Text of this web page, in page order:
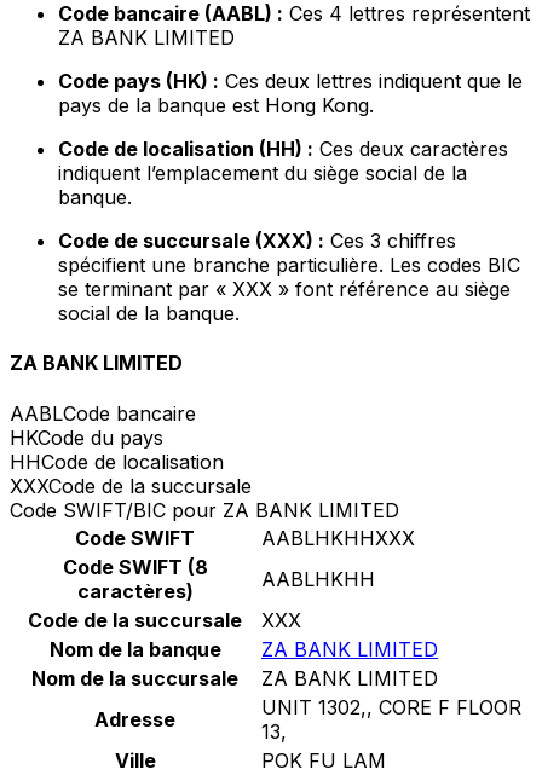
Code bancaire (AABL) : Ces 4 lettres représentent
ZA BANK LIMITED
Code pays (HK) : Ces deux lettres indiquent que le
pays de la banque est Hong Kong.
Code de localisation (HH) : Ces deux caractères
indiquent l’emplacement du siège social de la
banque.
Code de succursale (XXX) : Ces 3 chiffres
spécifient une branche particulière. Les codes BIC
se terminant par « XXX » font référence au siège
social de la banque.
ZA BANK LIMITED
AABLCode bancaire
HKCode du pays
HHCode de localisation
XXXCode de la succursale
Code SWIFT/BIC pour ZA BANK LIMITED
Code SWIFT
AABLHKHHXXX
Code SWIFT (8
caractères)
AABLHKHH
Code de la succursale
XXX
Nom de la banque
ZA BANK LIMITED
Nom de la succursale
ZA BANK LIMITED
Adresse
UNIT 1302,, CORE F FLOOR
13,
Ville
POK FU LAM